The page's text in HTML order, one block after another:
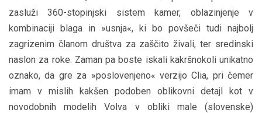
zasluži 360-stopinjski sistem kamer, oblazinjenje v
kombinaciji blaga in »usnja«, ki bo povšeči tudi najbolj
zagrizenim članom društva za zaščito živali, ter sredinski
naslon za roke. Zaman pa boste iskali kakršnokoli unikatno
oznako, da gre za »poslovenjeno« verzijo Clia, pri čemer
imam v mislih kakšen podoben oblikovni detajl kot v
novodobnih modelih Volva v obliki male (slovenske)